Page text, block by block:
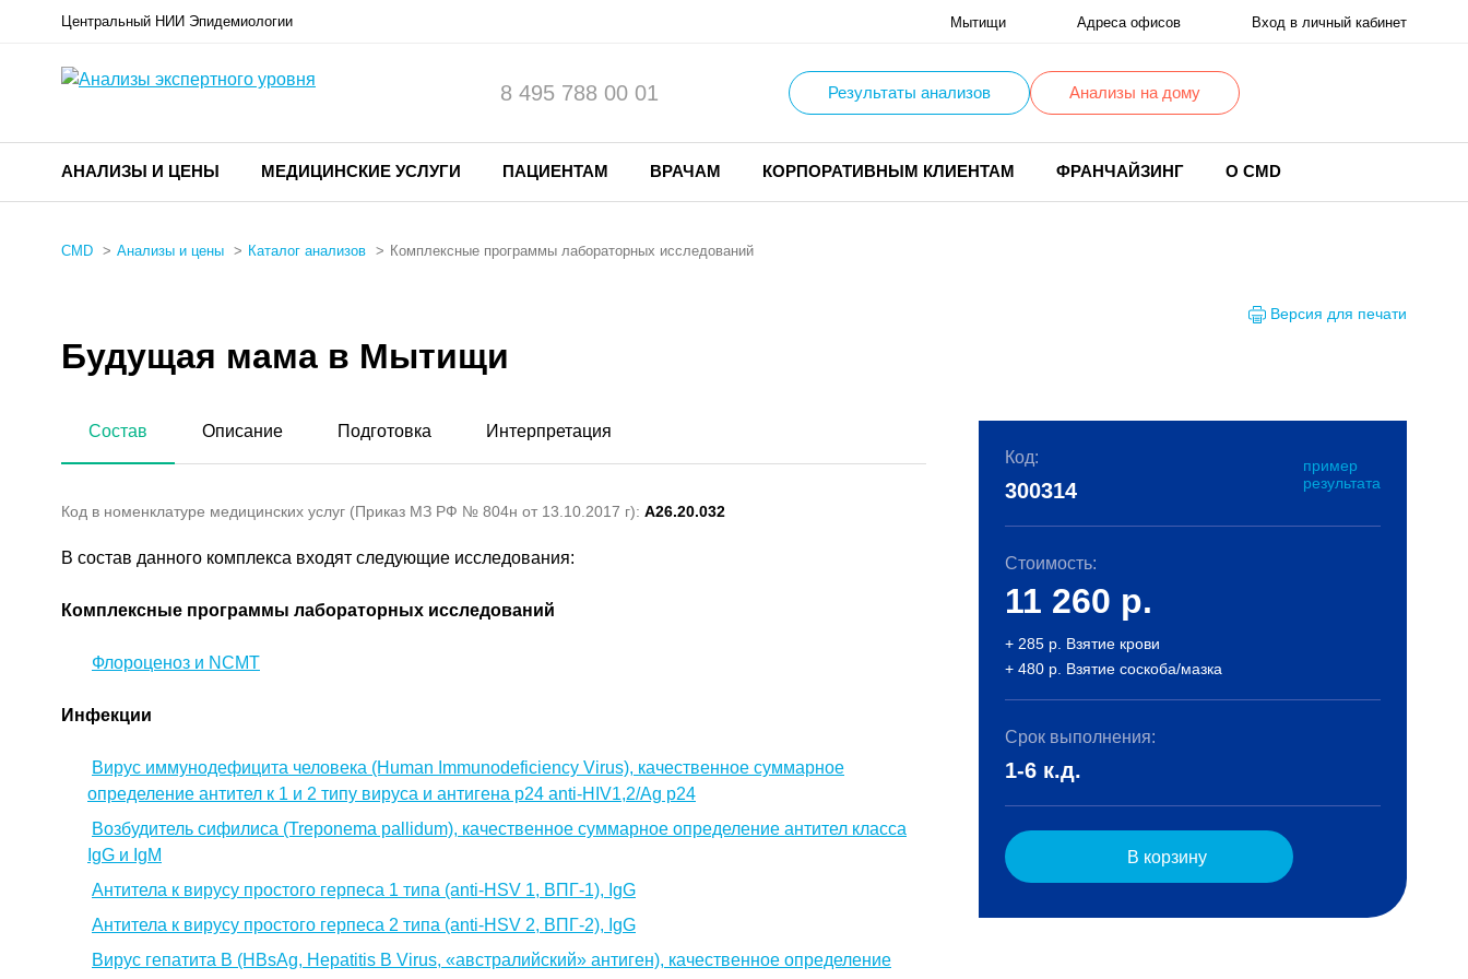
Центральный НИИ Эпидемиологии Мытищи Адреса офисов Вход в личный кабинет
8 495 788 00 01 Результаты анализов Анализы на дому
АНАЛИЗЫ И ЦЕНЫ МЕДИЦИНСКИЕ УСЛУГИ ПАЦИЕНТАМ ВРАЧАМ КОРПОРАТИВНЫМ КЛИЕНТАМ ФРАНЧАЙЗИНГ О CMD
CMD Анализы и цены Каталог анализов Комплексные программы лабораторных исследований
Версия для печати
Будущая мама в Мытищи
Состав Описание Подготовка Интерпретация
Код в номенклатуре медицинских услуг (Приказ МЗ РФ № 804н от 13.10.2017 г): A26.20.032
В состав данного комплекса входят следующие исследования:
Комплексные программы лабораторных исследований
Флороценоз и NCMT
Инфекции
Вирус иммунодефицита человека (Human Immunodeficiency Virus), качественное суммарное
определение антител к 1 и 2 типу вируса и антигена p24 anti-HIV1,2/Ag p24
Возбудитель сифилиса (Treponema pallidum), качественное суммарное определение антител класса
IgG и IgМ
Антитела к вирусу простого герпеса 1 типа (anti-HSV 1, ВПГ-1), IgG
Антитела к вирусу простого герпеса 2 типа (anti-HSV 2, ВПГ-2), IgG
Вирус гепатита B (HBsAg, Hepatitis B Virus, «австралийский» антиген), качественное определение
Код:
пример
результата
300314
Стоимость:
11 260 р.
+ 285 р. Взятие крови
+ 480 р. Взятие соскоба/мазка
Срок выполнения:
1-6 к.д.
В корзину